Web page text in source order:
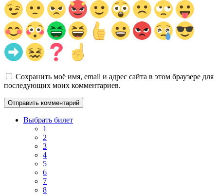
Сохранить моё имя, email и адрес сайта в этом браузере для
последующих моих комментариев.
Выбрать билет
1
2
3
4
5
6
7
8